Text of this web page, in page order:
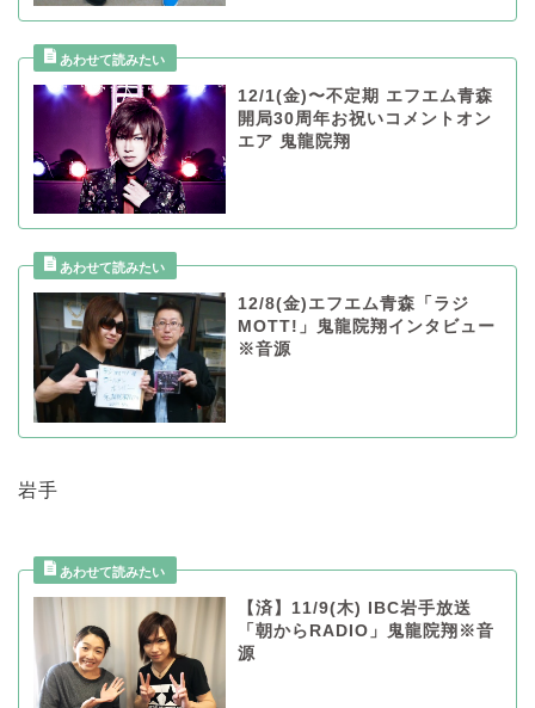
12/1(金)〜不定期 エフエム青森
開局30周年お祝いコメントオン
エア 鬼龍院翔
12/8(金)エフエム青森「ラジ
MOTT!」鬼龍院翔インタビュー
※音源
岩手
【済】11/9(木) IBC岩手放送
「朝からRADIO」鬼龍院翔※音
源